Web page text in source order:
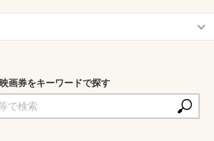
映画券をキーワードで探す